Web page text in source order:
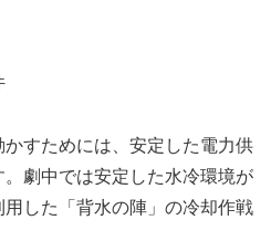
すためには、安定した電力供
劇中では安定した水冷環境が
した「背水の陣」の冷却作戦